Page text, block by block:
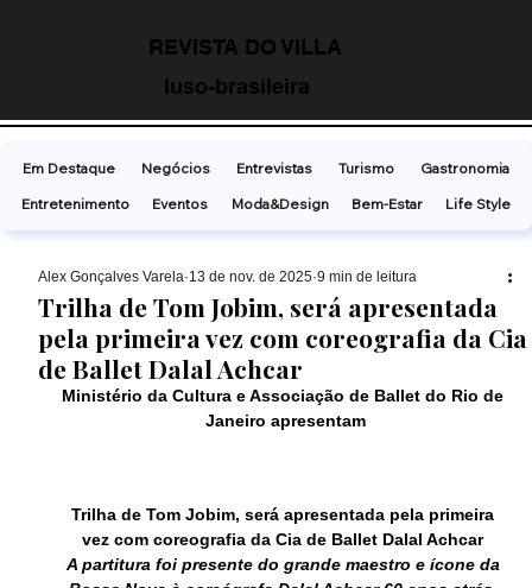
REVISTA DO VILLA
luso-brasileira
Trilha de Tom Jobim, será apresentada
pela primeira vez com coreografia da Cia
de Ballet Dalal Achcar
Alex Gonçalves Varela 13 de nov. de 2025 9 min de leitura
Ministério da Cultura e Associação de Ballet do Rio de
Janeiro apresentam
Trilha de Tom Jobim, será apresentada pela primeira
vez com coreografia da Cia de Ballet Dalal Achcar
A partitura foi presente do grande maestro e ícone da
Em Destaque Negócios Entrevistas Turismo
Gastronomia
Entretenimento
Eventos Moda&Design Bem-Estar Life Style